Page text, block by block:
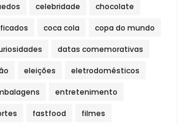
celebridade chocolate
coca cola copa do mundo
datas comemorativas
eleições eletrodomésticos
entretenimento
fastfood filmes